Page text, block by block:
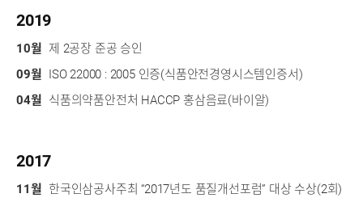
2019
10월 제 2공장 준공 승인
09월 ISO 22000 : 2005 인증(식품안전경영시스템인증서)
04월 식품의약품안전처 HACCP 홍삼음료(바이알)
2017
11월 한국인삼공사주최 “2017년도 품질개선포럼” 대상 수상(2회)